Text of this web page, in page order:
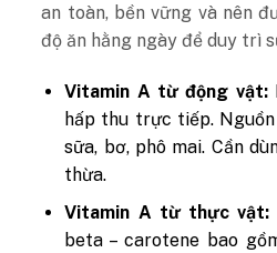
an toàn, bền vững và nên
độ ăn hằng ngày để duy trì
Vitamin A từ động vật:
hấp thu trực tiếp.
sữa, bơ, phô mai. Cần
thừa.
Vitamin A từ thực vật:
beta – carotene bao